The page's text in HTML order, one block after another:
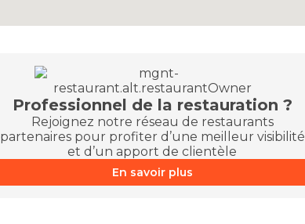
Professionnel de la restauration ?
Rejoignez notre réseau de restaurants
partenaires pour profiter d’une meilleur visibilité
et d’un apport de clientèle
En savoir plus